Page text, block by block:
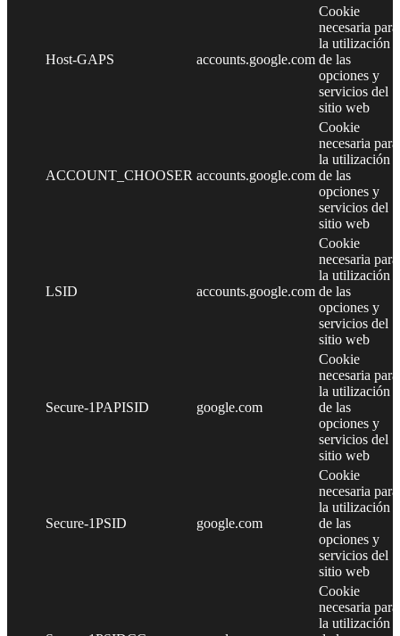
Host-GAPS accounts.google.com
Cookie
necesaria para
la utilización
de las
opciones y
servicios del
sitio web
ACCOUNT_CHOOSER accounts.google.com
Cookie
necesaria para
la utilización
de las
opciones y
servicios del
sitio web
LSID accounts.google.com
Cookie
necesaria para
la utilización
de las
opciones y
servicios del
sitio web
Secure-1PAPISID google.com
Cookie
necesaria para
la utilización
de las
opciones y
servicios del
sitio web
Secure-1PSID google.com
Cookie
necesaria para
la utilización
de las
opciones y
servicios del
sitio web
Cookie
necesaria para
la utilización